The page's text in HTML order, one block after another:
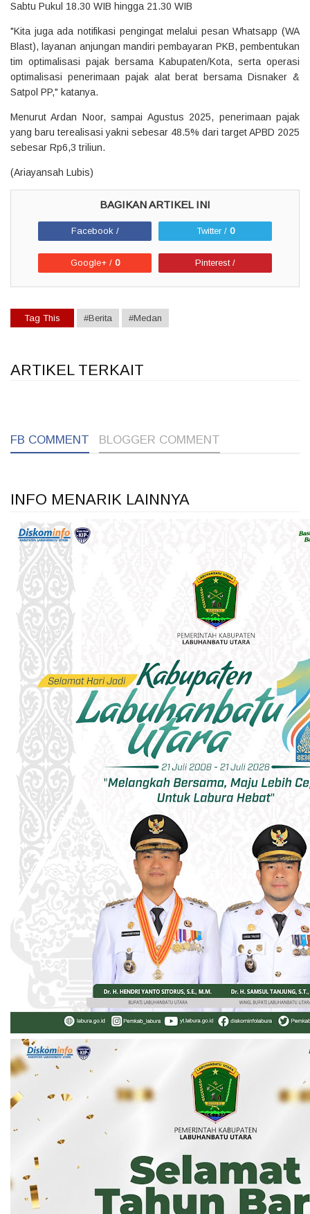
Sabtu Pukul 18.30 WIB hingga 21.30 WIB
"Kita juga ada notifikasi pengingat melalui pesan Whatsapp (WA
Blast), layanan anjungan mandiri pembayaran PKB, pembentukan
tim optimalisasi pajak bersama Kabupaten/Kota, serta operasi
optimalisasi penerimaan pajak alat berat bersama Disnaker &
Satpol PP," katanya.
Menurut Ardan Noor, sampai Agustus 2025, penerimaan pajak
yang baru terealisasi yakni sebesar 48.5% dari target APBD 2025
sebesar Rp6,3 triliun.
(Ariayansah Lubis)
Facebook / Twitter / 0
Google+ / 0 Pinterest /
Tag This #Berita #Medan
ARTIKEL TERKAIT
FB COMMENT BLOGGER COMMENT
INFO MENARIK LAINNYA